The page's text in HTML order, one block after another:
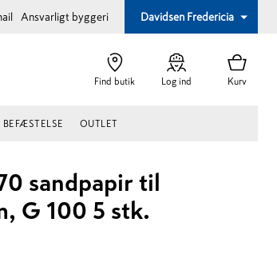
Ansvarligt byggeri Davidsen Fredericia
Find butik Log ind Kurv
BEFÆSTELSE OUTLET
sandpapir til
G 100 5 stk.